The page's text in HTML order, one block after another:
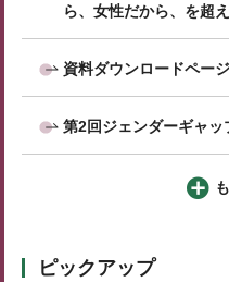
ら、女性だから、を超え
資料ダウンロードページ
第2回ジェンダーギャッ
ピックアップ